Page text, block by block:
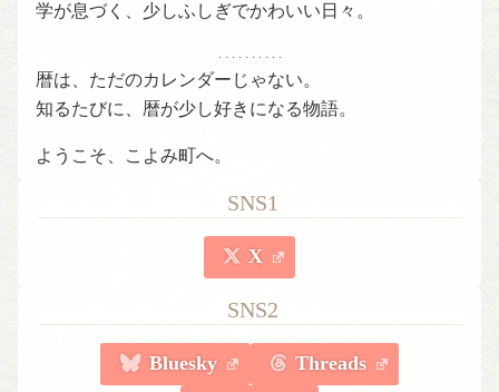
学が息づく、少しふしぎでかわいい日々。
. . . . . . . . . .
暦は、ただのカレンダーじゃない。
知るたびに、暦が少し好きになる物語。
ようこそ、こよみ町へ。
SNS1
X
SNS2
Bluesky
Threads